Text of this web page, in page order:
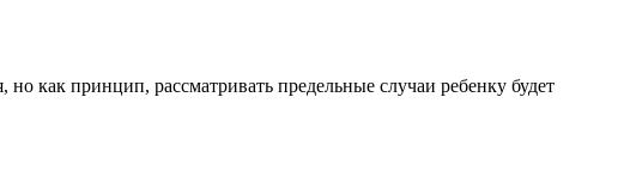
как принцип, рассматривать предельные случаи ребенку будет